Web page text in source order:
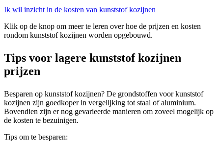
Ik wil inzicht in de kosten van kunststof kozijnen
Klik op de knop om meer te leren over hoe de prijzen en kosten
rondom kunststof kozijnen worden opgebouwd.
Tips voor lagere kunststof kozijnen
prijzen
Besparen op kunststof kozijnen? De grondstoffen voor kunststof
kozijnen zijn goedkoper in vergelijking tot staal of aluminium.
Bovendien zijn er nog gevarieerde manieren om zoveel mogelijk op
de kosten te bezuinigen.
Tips om te besparen: